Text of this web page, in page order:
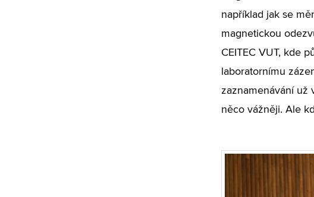
například jak se
magnetickou
CEITEC VUT, kde
laboratornímu
zaznamenávání už
něco vážněji. Ale